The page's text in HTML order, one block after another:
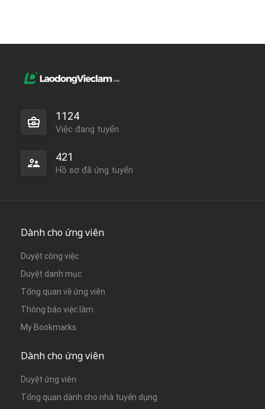
1124
Việc đang tuyển
421
Hồ sơ đã ứng tuyển
Dành cho ứng viên
Duyệt công việc
Duyệt danh mục
Tổng quan về ứng viên
Thông báo việc làm
My Bookmarks
Dành cho ứng viên
Duyệt ứng viên
Tổng quan dành cho nhà tuyển dụng